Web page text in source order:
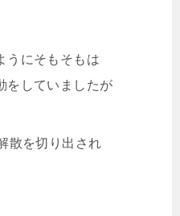
うにそもそもは
をしていましたが
散を切り出され